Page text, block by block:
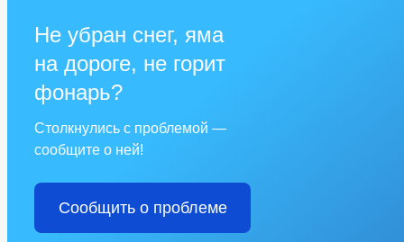
Не убран снег, яма
на дороге, не горит
фонарь?
Столкнулись с проблемой —
сообщите о ней!
Сообщить о проблеме